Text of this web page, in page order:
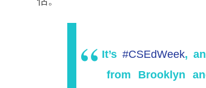
It’s #CSEdWeek,
from Brooklyn